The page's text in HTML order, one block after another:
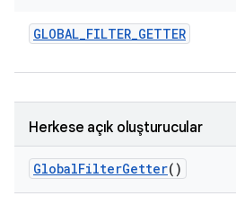
GLOBAL_FILTER_GETTER
Herkese açık oluşturucular
GlobalFilterGetter()